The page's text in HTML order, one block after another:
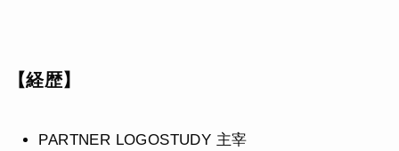
【経歴】
PARTNER LOGOSTUDY 主宰